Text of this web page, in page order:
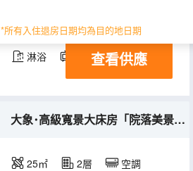
*所有入住退房日期均為目的地日期
22㎡ 2層 空調
淋浴 電視機 冰箱
查看供應
大象･高級寬景大床房「院落美景+小冰箱+美標智能馬桶」
25㎡ 2層 空調